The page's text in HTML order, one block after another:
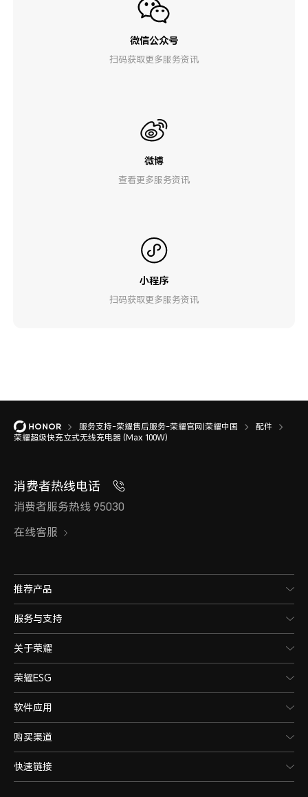
微信公众号
扫码获取更多服务资讯
微博
查看更多服务资讯
小程序
扫码获取更多服务资讯
服务支持-荣耀售后服务-荣耀官网|荣耀中国
配件
荣耀超级快充立式无线充电器 (Max 100W)
消费者热线电话
消费者服务热线 95030
在线客服
推荐产品
服务与支持
关于荣耀
荣耀ESG
软件应用
购买渠道
快速链接